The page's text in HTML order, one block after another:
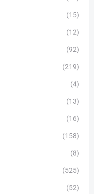
(15)
(12)
(92)
(219)
(4)
(13)
(16)
(158)
(8)
(525)
(52)